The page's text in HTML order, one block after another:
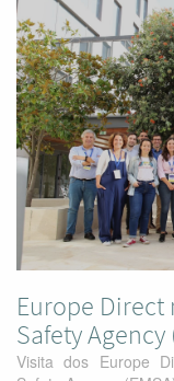
Europe
Safety Agency
Visita dos Europe